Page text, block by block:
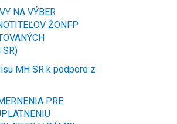
NA VÝBER
ŽONFP
SR)
MH SR k podpore z
PRE